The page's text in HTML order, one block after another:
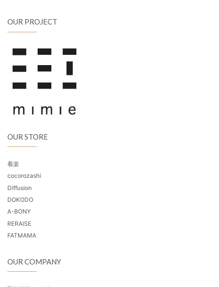
OUR PROJECT
OUR STORE
着楽
cocorozashi
Diffusion
DOKODO
A-BONY
RERAISE
FATMAMA
OUR COMPANY